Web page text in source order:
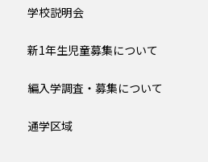
学校説明会
新1年生児童募集について
編入学調査・募集について
通学区域